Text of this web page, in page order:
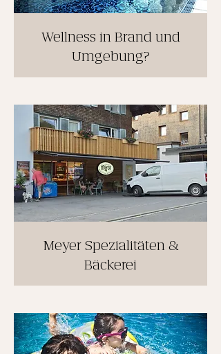
Wellness in Brand und
Umgebung?
Meyer Spezialitäten &
Bäckerei